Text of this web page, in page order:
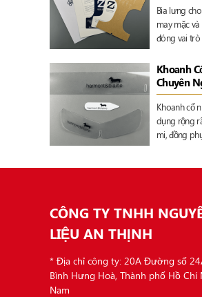
Bìa lưng
may mặc
đóng vai
Khoanh
Chuyên
Khoanh cổ
dụng rộng
mi, đồng
CÔNG TY TNHH
LIỆU AN THỊNH
* Địa chỉ công ty: 20A Đường số
Bình Hưng Hoà, Thành phố Hồ Chí
Nam